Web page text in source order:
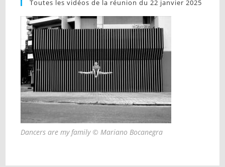
Toutes les vidéos de la réunion du 22 janvier 2025
Dancers are my family © Mariano Bocanegra